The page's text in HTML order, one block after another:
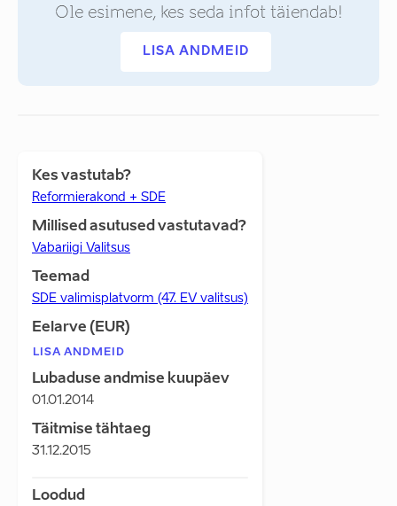
Ole esimene, kes seda infot täiendab!
LISA ANDMEID
Kes vastutab?
Reformierakond + SDE
Millised asutused vastutavad?
Vabariigi Valitsus
Teemad
SDE valimisplatvorm (47. EV valitsus)
Eelarve (EUR)
LISA ANDMEID
Lubaduse andmise kuupäev
01.01.2014
Täitmise tähtaeg
31.12.2015
Loodud